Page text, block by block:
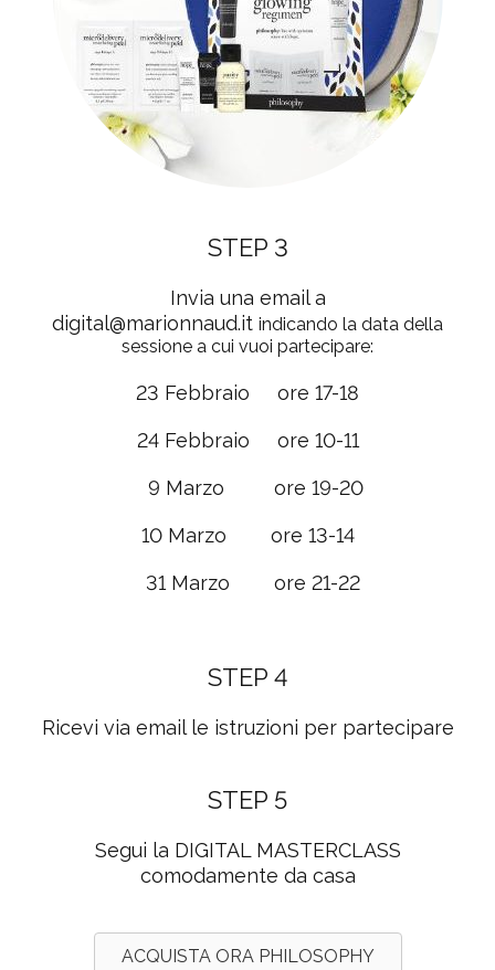
STEP 3
Invia una email a
digital@marionnaud.it indicando la data della
sessione a cui vuoi partecipare:
23 Febbraio ore 17-18
24 Febbraio ore 10-11
9 Marzo ore 19-20
10 Marzo ore 13-14
31 Marzo ore 21-22
STEP 4
Ricevi via emaille istruzioni per partecipare
STEP 5
Segui la DIGITAL MASTERCLASS
comodamente da casa
ACQUISTA ORA PHILOSOPHY